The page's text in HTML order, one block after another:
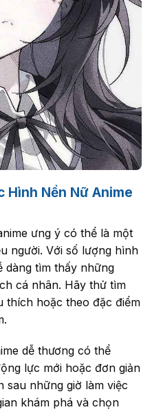
Hình Nền Nữ Anime
ưng ý có thể là một
người. Với số lượng hình
dàng tìm thấy những
cá nhân. Hãy thử tìm
thích hoặc theo đặc điểm
dễ thương có thể
lực mới hoặc đơn giản
sau những giờ làm việc
khám phá và chọn